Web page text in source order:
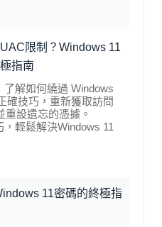
限制？Windows 11
指南
解如何繞過 Windows
確技巧，重新獲取訪問
設遺忘的憑據。
輕鬆解決Windows 11
11密碼的終極指